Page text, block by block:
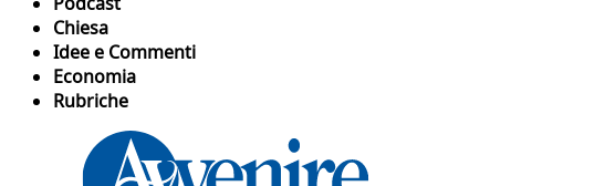
Chiesa
Idee e Commenti
Economia
Rubriche